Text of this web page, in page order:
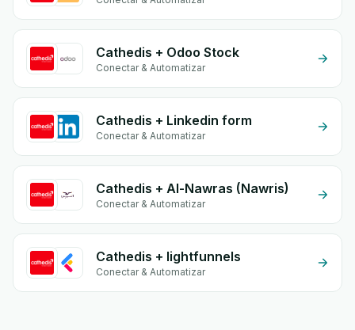
Cathedis + Odoo Stock
Conectar & Automatizar
Cathedis + Linkedin form
Conectar & Automatizar
Cathedis + Al-Nawras (Nawris)
Conectar & Automatizar
Cathedis + lightfunnels
Conectar & Automatizar